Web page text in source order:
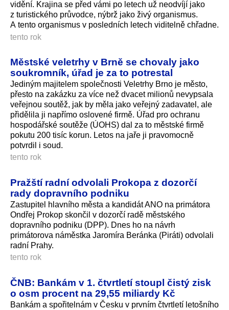
vidění. Krajina se před vámi po letech už neodvíjí jako
z turistického průvodce, nýbrž jako živý organismus.
A tento organismus v posledních letech viditelně chřadne.
tento rok
Městské veletrhy v Brně se chovaly jako
soukromník, úřad je za to potrestal
Jediným majitelem společnosti Veletrhy Brno je město,
přesto na zakázku za více než dvacet milionů nevypsala
veřejnou soutěž, jak by měla jako veřejný zadavatel, ale
přidělila ji napřímo oslovené firmě. Úřad pro ochranu
hospodářské soutěže (ÚOHS) dal za to městské firmě
pokutu 200 tisíc korun. Letos na jaře ji pravomocně
potvrdil i soud.
tento rok
Pražští radní odvolali Prokopa z dozorčí
rady dopravního podniku
Zastupitel hlavního města a kandidát ANO na primátora
Ondřej Prokop skončil v dozorčí radě městského
dopravního podniku (DPP). Dnes ho na návrh
primátorova náměstka Jaromíra Beránka (Piráti) odvolali
radní Prahy.
tento rok
ČNB: Bankám v 1. čtvrtletí stoupl čistý zisk
o osm procent na 29,55 miliardy Kč
Bankám a spořitelnám v Česku v prvním čtvrtletí letošního